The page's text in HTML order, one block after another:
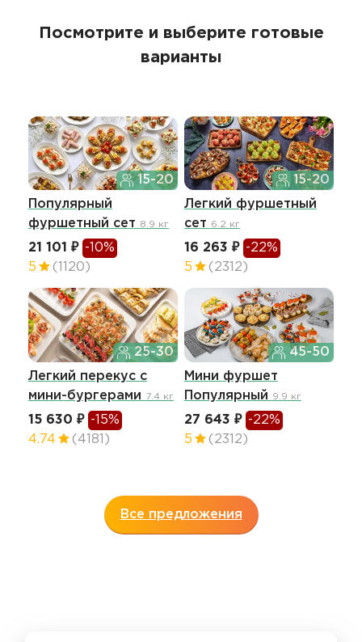
Посмотрите и выберите готовые
варианты
15-20
Популярный
фуршетный сет
8.9 кг
21 101 ₽
-10%
5
(1120)
15-20
Легкий фуршетный
сет
6.2 кг
16 263 ₽
-22%
5
(2312)
25-30
Легкий перекус c
мини-бургерами
7.4 кг
15 630 ₽
-15%
4.74
(4181)
45-50
Мини фуршет
Популярный
9.9 кг
27 643 ₽
-22%
5
(2312)
Все предложения